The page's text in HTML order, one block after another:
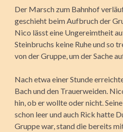
Der Marsch zum Bahnhof
geschieht beim Aufbruch der
Nico lässt eine Ungereimtheit
Steinbruchs keine Ruhe und so
von der Gruppe, um der Sache
Nach etwa einer Stunde
Bach und den Trauerweiden.
hin, ob er wollte oder nicht.
schon leer und auch Rick hatte
Gruppe war, stand die bereits